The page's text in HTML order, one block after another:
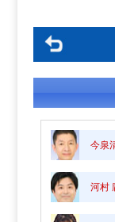
今泉
河村